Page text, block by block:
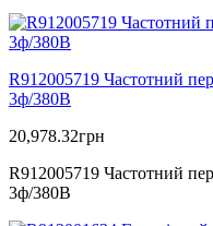
R912005719 Частотний
3ф/380В
20,978.32грн
R912005719 Частотний
3ф/380В